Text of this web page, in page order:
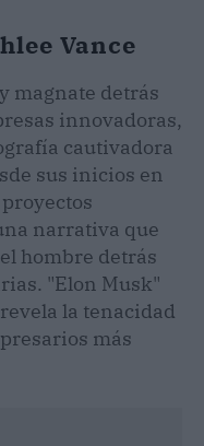
Vance
magnate detrás
innovadoras,
cautivadora
sus inicios en
narrativa que
hombre detrás
"Elon Musk"
la tenacidad
más